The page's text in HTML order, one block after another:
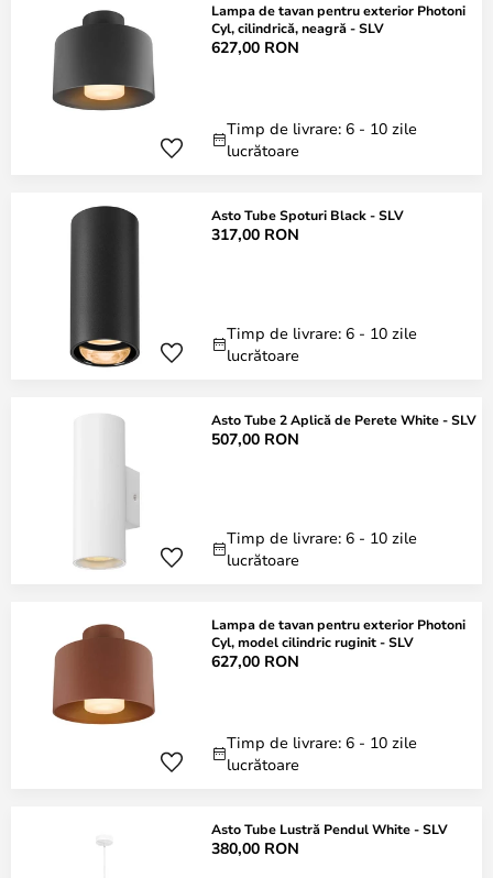
Lampa de tavan pentru exterior Photoni
Cyl, cilindrică, neagră - SLV
627,00 RON
Timp de livrare: 6 - 10 zile
lucrătoare
Asto Tube Spoturi Black - SLV
317,00 RON
Timp de livrare: 6 - 10 zile
lucrătoare
Asto Tube 2 Aplică de Perete White - SLV
507,00 RON
Timp de livrare: 6 - 10 zile
lucrătoare
Lampa de tavan pentru exterior Photoni
Cyl, model cilindric ruginit - SLV
627,00 RON
Timp de livrare: 6 - 10 zile
lucrătoare
Asto Tube Lustră Pendul White - SLV
380,00 RON